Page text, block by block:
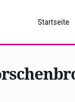
Startseite